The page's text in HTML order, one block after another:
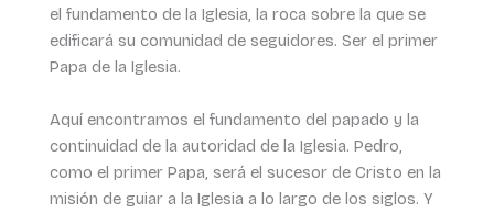
el fundamento de la Iglesia, la roca sobre la que se
edificará su comunidad de seguidores. Ser el primer
Papa de la Iglesia.
Aquí encontramos el fundamento del papado y la
continuidad de la autoridad de la Iglesia. Pedro,
como el primer Papa, será el sucesor de Cristo en la
misión de guiar a la Iglesia a lo largo de los siglos. Y